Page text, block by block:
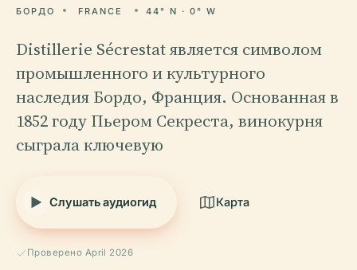
БОРДО FRANCE 44° N · 0° W
Distillerie Sécrestat является символом
промышленного и культурного
наследия Бордо, Франция. Основанная в
1852 году Пьером Секреста, винокурня
сыграла ключевую
Слушать аудиогид Карта
Проверено April 2026